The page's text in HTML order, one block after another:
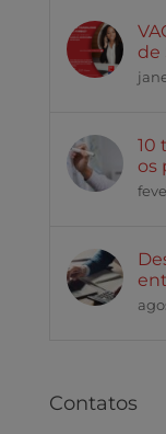
de
10
os
Contatos